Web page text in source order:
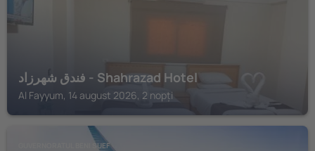
فندق شهرزاد - Shahrazad Hotel
Al Fayyum, 14 august 2026, 2 nopți
GUVERNORATUL BENI SUEF